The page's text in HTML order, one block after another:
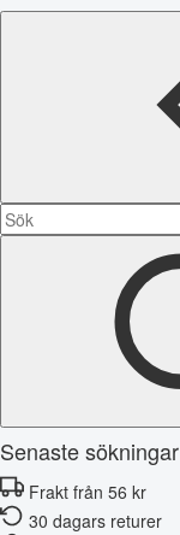
Senaste sökningar
Frakt från 56 kr
30 dagars returer